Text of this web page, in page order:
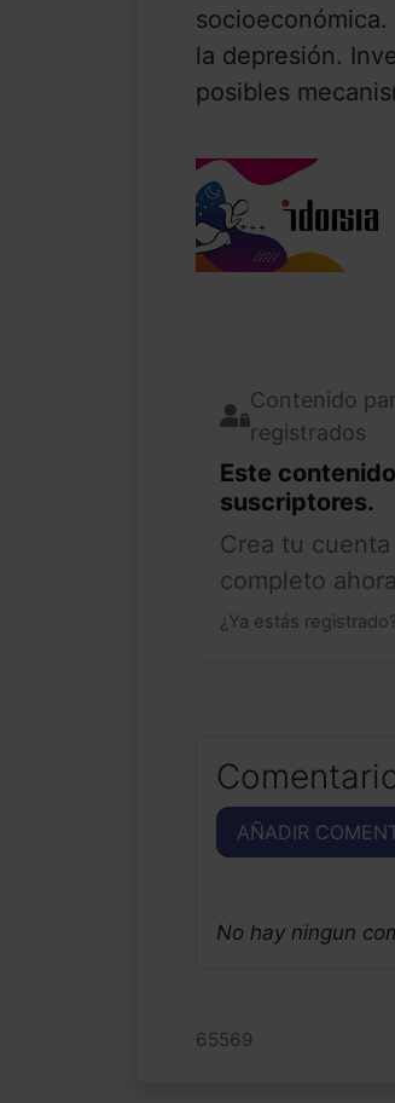
la depresión.
posibles
Contenido
registrados
Este
suscriptores.
Crea tu cuenta
completo
¿Ya estás
AÑADIR
No hay ningun
65569